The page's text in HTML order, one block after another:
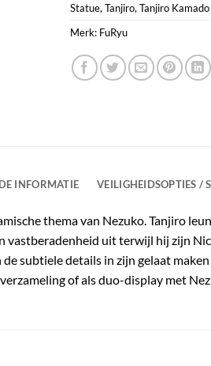
Statue, Tanjiro, Tanjiro Kamado
Merk: FuRyu
INFORMATIE VEILIGHEIDSOPTIES /
thema van Nezuko. Tanjiro
vastberadenheid uit terwijl hij zijn
subtiele details in zijn gelaat
of als duo-display met